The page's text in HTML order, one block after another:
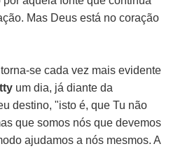
Mas Deus está no coração
se cada vez mais evidente
um dia, já diante da
destino, "isto é, que Tu não
que somos nós que devemos
ajudamos a nós mesmos. A